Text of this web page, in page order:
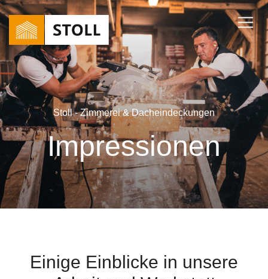
Stoll - Zimmerei & Dacheindeckungen
Impressionen
Einige Einblicke in unsere